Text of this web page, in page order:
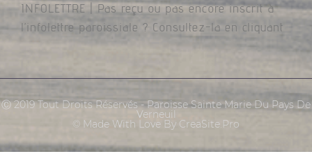
INFOLETTRE | Pas reçu ou pas encore inscrit à
l’infolettre paroissiale ? Consultez-la en cliquant
Ⓒ 2019 Tout Droits Réservés - Paroisse Sainte Marie Du Pays De
Verneuil
© Made With Love By CreaSite.Pro